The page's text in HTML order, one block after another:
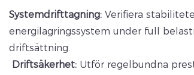
Systemdrifttagning: Verifiera
energilagringssystem under full
driftsättning.
Driftsäkerhet: Utför regelbundna